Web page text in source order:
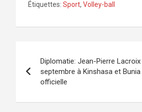
Étiquettes: Sport, Volley-ball
de
Diplomatie: Jean-Pierre
septembre à Kinshasa et
officielle